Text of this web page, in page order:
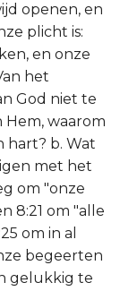
openen, en
plicht is:
en onze
het
God niet te
waarom
hart? b. Wat
met het
om "onze
8:21 om "alle
om in al
begeerten
gelukkig te